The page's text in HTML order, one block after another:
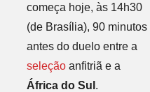
começa hoje, às 14h30
(de Brasília), 90 minutos
antes do duelo entre a
seleçãoanfitriã e a
África do Sul .